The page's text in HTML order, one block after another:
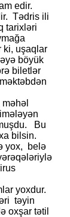
edir.
Tədris ili
tarixləri
ki, uşaqlar
böyük
biletlər
Bu
bilsin.
yox, belə
yoxdur.
təyin
oxşar tətil